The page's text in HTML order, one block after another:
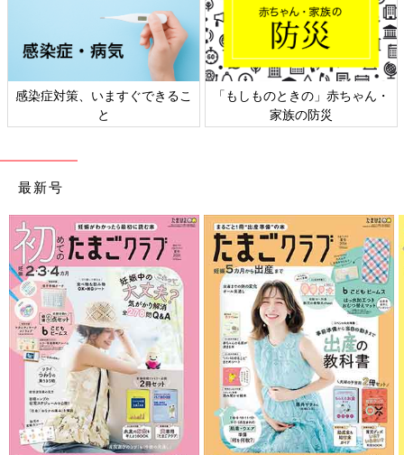
感染症対策、いますぐできるこ
と
「もしものときの」赤ちゃん・
家族の防災
最新号